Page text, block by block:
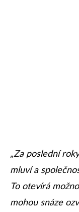
„Za poslední
mluví a
To otevírá
mohou snáze